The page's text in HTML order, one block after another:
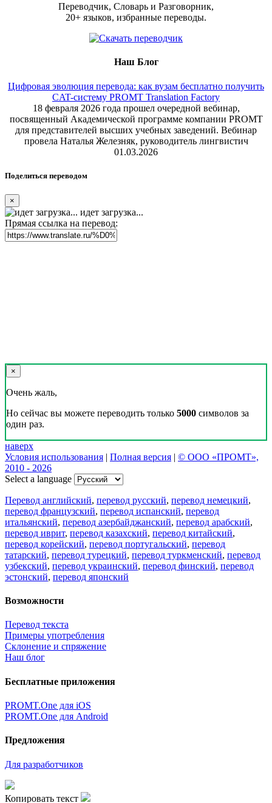
Переводчик, Словарь и Разговорник,
20+ языков, избранные переводы.
Наш Блог
Цифровая эволюция перевода: как вузам бесплатно получить
CAT-систему PROMT Translation Factory
18 февраля 2026 года прошел очередной вебинар,
посвященный Академической программе компании PROMT
для представителей высших учебных заведений. Вебинар
провела Наталья Железняк, руководитель лингвистич
01.03.2026
Поделиться переводом
×
идет загрузка...
Прямая ссылка на перевод:
×
Очень жаль,
Но сейчас вы можете переводить только 5000 символов за
один раз.
наверх
Условия использования | Полная версия | © ООО «ПРОМТ»,
2010 - 2026
Select a language
Перевод английский, перевод русский, перевод немецкий,
перевод французский, перевод испанский, перевод
итальянский, перевод азербайджанский, перевод арабский,
перевод иврит, перевод казахский, перевод китайский,
перевод корейский, перевод португальский, перевод
татарский, перевод турецкий, перевод туркменский, перевод
узбекский, перевод украинский, перевод финский, перевод
эстонский, перевод японский
Возможности
Перевод текста
Примеры употребления
Склонение и спряжение
Наш блог
Бесплатные приложения
PROMT.One для iOS
PROMT.One для Android
Предложения
Для разработчиков
Копировать текст